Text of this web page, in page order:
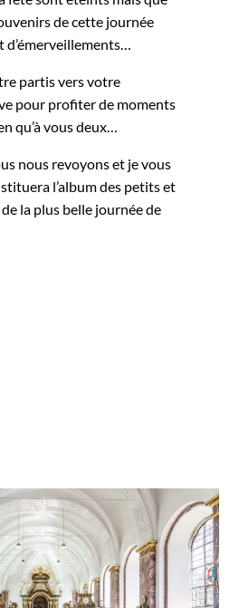
de cette journée
d’émerveillements…
partis vers votre
pour profiter de moments
qu’à vous deux…
nous revoyons et je vous
l’album des petits et
la plus belle journée de